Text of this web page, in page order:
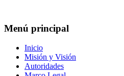
Menú principal
Inicio
Misión y Visión
Autoridades